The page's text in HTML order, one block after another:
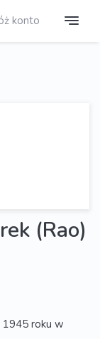
konto
(Rao)
1945 roku w